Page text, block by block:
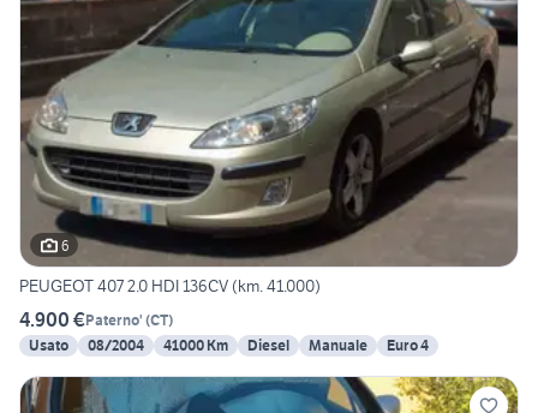
6
PEUGEOT 407 2.0 HDI 136CV (km. 41.000)
4.900 €Paterno' (CT)
Usato
08/2004 41000 Km Diesel Manuale Euro 4